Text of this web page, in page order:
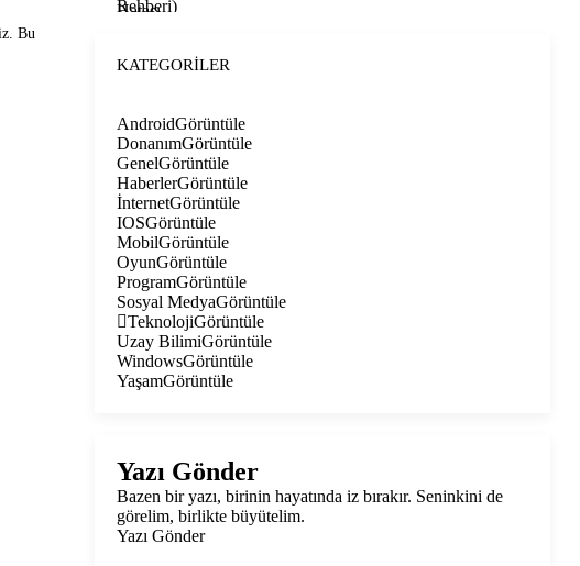
Bu
KATEGORILER
AndroidGörüntüle
DonanımGörüntüle
GenelGörüntüle
HaberlerGörüntüle
İnternetGörüntüle
IOSGörüntüle
MobilGörüntüle
OyunGörüntüle
ProgramGörüntüle
Sosyal MedyaGörüntüle
TeknolojiGörüntüle
Uzay BilimiGörüntüle
WindowsGörüntüle
YaşamGörüntüle
Yazı Gönder
Bazen bir yazı, birinin hayatında iz bırakır. Seninkini de
görelim, birlikte büyütelim.
Yazı Gönder